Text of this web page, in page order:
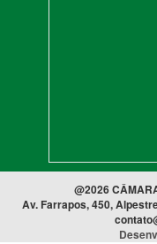
@2026
Av. Farrapos, 450,